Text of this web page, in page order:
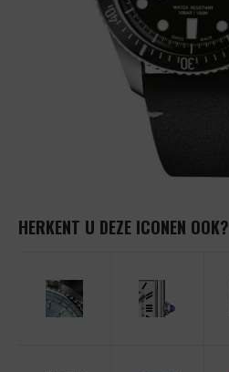
HERKENT U DEZE ICONEN OOK?